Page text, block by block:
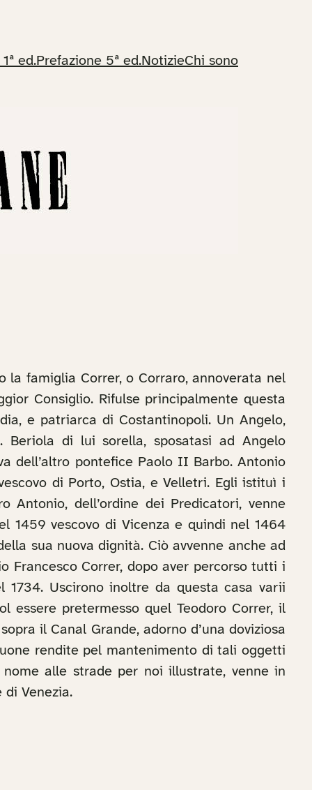
ed.Prefazione 5ª ed.NotizieChi sono
la famiglia Correr, o Corraro, annoverata nel
Consiglio. Rifulse principalmente questa
e patriarca di Costantinopoli. Un Angelo,
di lui sorella, sposatasi ad Angelo
dell’altro pontefice Paolo II Barbo. Antonio
di Porto, Ostia, e Velletri. Egli istituì i
dell’ordine dei Predicatori, venne
1459 vescovo di Vicenza e quindi nel 1464
sua nuova dignità. Ciò avvenne anche ad
Francesco Correr, dopo aver percorso tutti i
Uscirono inoltre da questa casa varii
essere pretermesso quel Teodoro Correr, il
il Canal Grande, adorno d’una doviziosa
rendite pel mantenimento di tali oggetti
alle strade per noi illustrate, venne in
Venezia.